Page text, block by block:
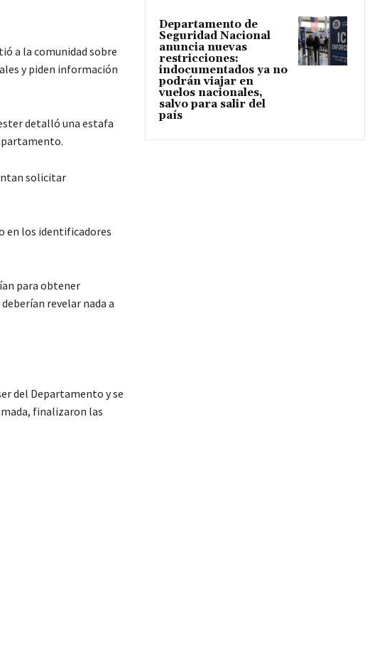
a la comunidad sobre
y piden información
detalló una estafa
solicitar
en los identificadores
para obtener
revelar nada a
del Departamento y se
finalizaron las
Departamento de
Seguridad Nacional
anuncia nuevas
restricciones:
indocumentados ya no
podrán viajar en
vuelos nacionales,
salvo para salir del
país